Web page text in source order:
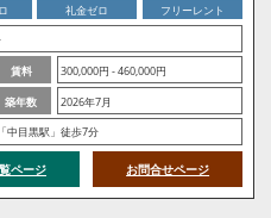
礼金ゼロ
フリーレント
賃料
300,000円 - 460,000円
築年数
2026年7月
中目黒駅」徒歩7分
ページ お問合せページ